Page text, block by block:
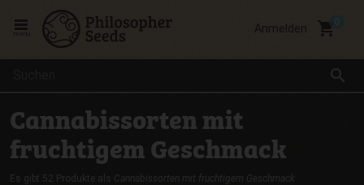
search
Anmelden local_grocery_store
Cannabissorten mit
fruchtigem Geschmack
Es gibt 52 Produkte als Cannabissorten mit fruchtigem Geschmack